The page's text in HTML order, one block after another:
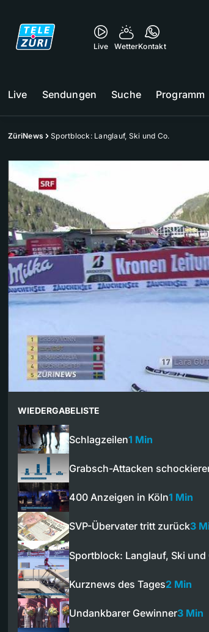
Live WetterKontakt
Live Sendungen Suche Programm
ZüriNews Sportblock: Langlauf, Ski und Co.
WIEDERGABELISTE
Schlagzeilen1 Min
Grabsch-Attacken
400 Anzeigen in Köln1 Min
SVP-Übervater tritt zurück3
Sportblock: Langlauf, Ski und
Kurznews des Tages2 Min
Undankbarer Gewinner3 Min